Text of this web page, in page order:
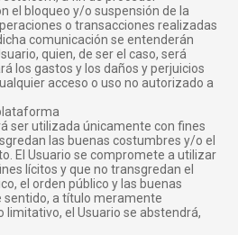
el bloqueo y/o suspensión de la
o transacciones realizadas
comunicación se entenderán
quien, de ser el caso, será
los gastos y los daños y perjuicios
acceso o uso no autorizado a
ser utilizada únicamente con fines
las buenas costumbres y/o el
El Usuario se compromete a utilizar
lícitos y que no transgredan el
el orden público y las buenas
sentido, a título meramente
limitativo, el Usuario se abstendrá,